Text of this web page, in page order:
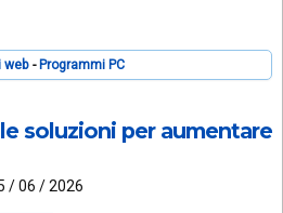
web Programmi PC
soluzioni per aumentare
/ 06 / 2026